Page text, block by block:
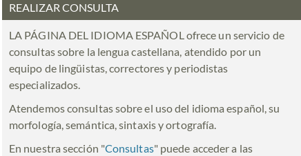
REALIZAR CONSULTA
LA PÁGINA DEL IDIOMA ESPAÑOL ofrece un servicio de
consultas sobre la lengua castellana, atendido por un
equipo de lingüistas, correctores y periodistas
especializados.
Atendemos consultas sobre el uso del idioma español, su
morfología, semántica, sintaxis y ortografía.
En nuestra sección "Consultas" puede acceder a las